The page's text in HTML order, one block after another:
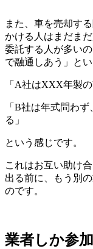
また、車を売却す
かける人はまだま
委託する人が多い
で融通しあう」と
「A社はXXX年製
「B社は年式問わ
る」
という感じです。
これはお互い助け
出る前に、もう別
のです。
業者しか参